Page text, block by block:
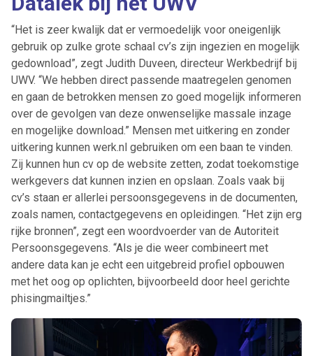
“Het is zeer kwalijk dat er vermoedelijk voor oneigenlijk
gebruik op zulke grote schaal cv’s zijn ingezien en mogelijk
gedownload”, zegt Judith Duveen, directeur Werkbedrijf bij
UWV. “We hebben direct passende maatregelen genomen
en gaan de betrokken mensen zo goed mogelijk informeren
over de gevolgen van deze onwenselijke massale inzage
en mogelijke download.” Mensen met uitkering en zonder
uitkering kunnen werk.nl gebruiken om een baan te vinden.
Zij kunnen hun cv op de website zetten, zodat toekomstige
werkgevers dat kunnen inzien en opslaan. Zoals vaak bij
cv’s staan er allerlei persoonsgegevens in de documenten,
zoals namen, contactgegevens en opleidingen. “Het zijn erg
rijke bronnen”, zegt een woordvoerder van de Autoriteit
Persoonsgegevens. “Als je die weer combineert met
andere data kan je echt een uitgebreid profiel opbouwen
met het oog op oplichten, bijvoorbeeld door heel gerichte
phisingmailtjes.”